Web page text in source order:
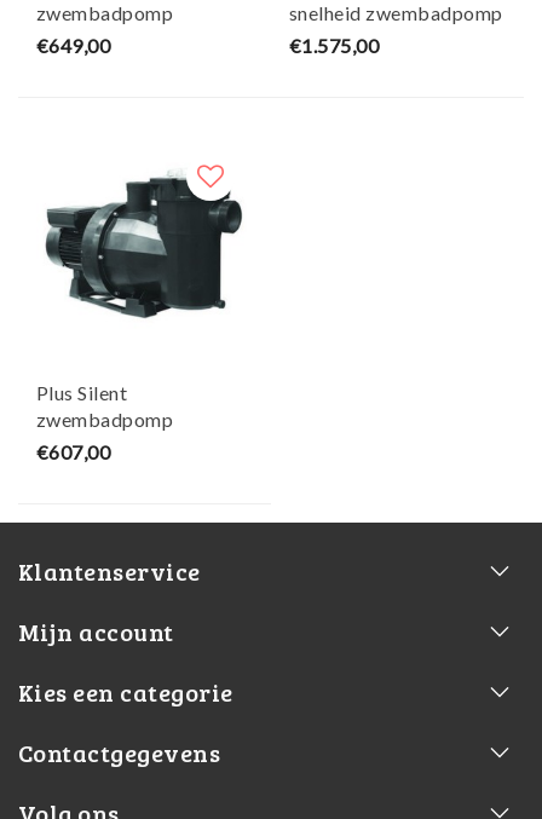
zwembadpomp
2PK/230V - Victoria
€649,00
snelheid zwembadpomp
2PK VSC - Victoria
€1.575,00
Plus Silent
zwembadpomp
2PK/400V - Victoria
€607,00
Klantenservice
Mijn account
Kies een categorie
Contactgegevens